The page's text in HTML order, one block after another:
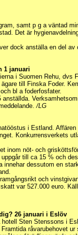
samt p g a väntad
Det är
dock anställa en del
1 januari
i Suomen Rehu, dvs
till Finska Foder.
bl a foderfosfater.
/LG
i Estland.
Konkurrensverkets
inom nöt- och
till ca 15 % och
innehar dessutom en
och
var 527.000 euro.
26 januari i Eslöv
Sten Stenssons i
råvarubehovet